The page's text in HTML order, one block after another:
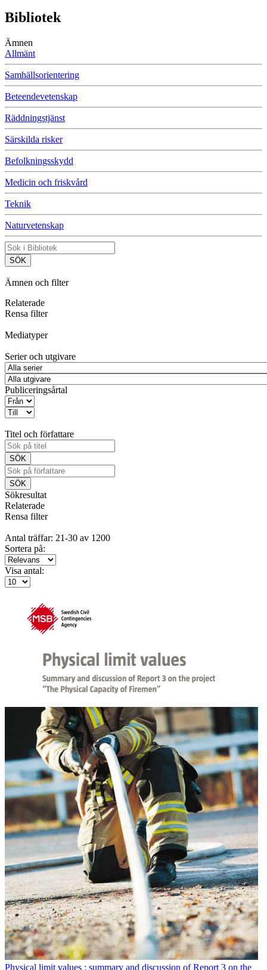
Bibliotek
Ämnen
Allmänt
Samhällsorientering
Beteendevetenskap
Räddningstjänst
Särskilda risker
Befolkningsskydd
Medicin och friskvård
Teknik
Naturvetenskap
Ämnen och filter
Relaterade
Rensa filter
Mediatyper
Serier och utgivare
Publiceringsårtal
Titel och författare
Sökresultat
Relaterade
Rensa filter
Antal träffar: 21-30 av 1200
Sortera på:
Visa antal:
Physical limit values : summary and discussion of Report 3 on the